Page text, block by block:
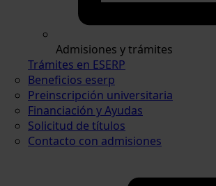
Admisiones y trámites
Trámites en ESERP
Beneficios eserp
Preinscripción universitaria
Financiación y Ayudas
Solicitud de títulos
Contacto con admisiones